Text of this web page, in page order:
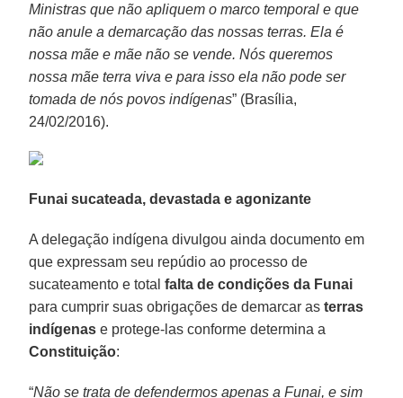
Ministras que não apliquem o marco temporal e que
não anule a demarcação das nossas terras. Ela é
nossa mãe e mãe não se vende. Nós queremos
nossa mãe terra viva e para isso ela não pode ser
tomada de nós povos indígenas” (Brasília,
24/02/2016).
Funai sucateada, devastada e agonizante
A delegação indígena divulgou ainda documento em
que expressam seu repúdio ao processo de
sucateamento e totalfalta de condições da Funai
para cumprir suas obrigações de demarcar asterras
indígenas e protege-las conforme determina a
Constituição:
“Não se trata de defendermos apenas a Funai, e sim